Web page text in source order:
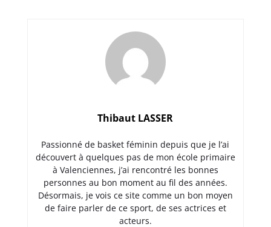
Thibaut LASSER
Passionné de basket féminin depuis que je l’ai
découvert à quelques pas de mon école primaire
à Valenciennes, j’ai rencontré les bonnes
personnes au bon moment au fil des années.
Désormais, je vois ce site comme un bon moyen
de faire parler de ce sport, de ses actrices et
acteurs.